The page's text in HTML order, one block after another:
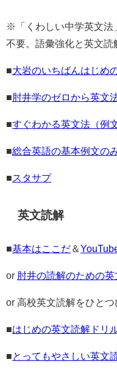
※「くわしい中学英文法
不要。語彙強化と英文読
■大岩のいちばんはじめ
■ 肘井学のゼロから英文
■すぐわかる英文法（例
■総合英語の基本例文の
■スタサプ
英文読解
■基本はここだ＆
or 肘井の読解のための英
or 高校英文読解をひと
■はじめの英文読解ドリ
■とってもやさしい英文